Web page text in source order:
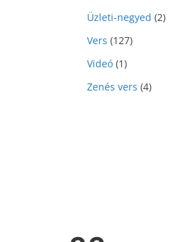
Üzleti-negyed (2)
Vers (127)
Videó (1)
Zenés vers (4)